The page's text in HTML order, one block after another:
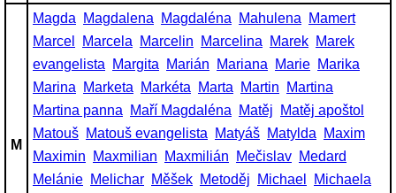
M
Magda Magdalena Magdaléna Mahulena
Mamert
Marcel
Marcela Marcelin Marcelina Marek Marek
evangelista
Margita Marián Mariana Marie Marika
Marina
Marketa Markéta Marta Martin
Martina
Martina panna
Maří Magdaléna Matěj
Matěj apoštol
Matouš Matouš evangelista Matyáš Matylda
Maxim
Maximin
Maxmilian Maxmilián Mečislav Medard
Melánie Melichar Měšek Metoděj Michael
Michaela